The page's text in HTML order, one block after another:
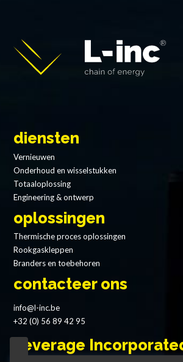
diensten
Vernieuwen
Onderhoud en wisselstukken
Totaaloplossing
Engineering & ontwerp
oplossingen
Thermische proces oplossingen
Rookgaskleppen
Branders en toebehoren
contacteer ons
info@l-inc.be
+32 (0) 56 89 42 95
Leverage